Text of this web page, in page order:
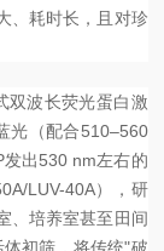
、耗时长，且对珍
双波长荧光蛋白激
光（配合510–560
出530 nm左右的
LUV-40A），研
、培养室甚至田间